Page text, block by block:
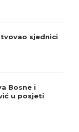
sjednici
Bosne i
u posjeti